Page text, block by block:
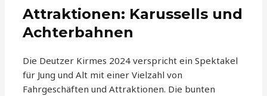
Attraktionen: Karussells und
Achterbahnen
Die Deutzer Kirmes 2024 verspricht ein Spektakel
für Jung und Alt mit einer Vielzahl von
Fahrgeschäften und Attraktionen. Die bunten